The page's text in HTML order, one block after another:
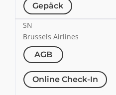
Gepäck
SN
Brussels Airlines
AGB
Online Check-In